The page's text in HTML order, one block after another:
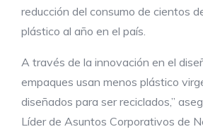
reducción del consumo de cientos
plástico al año en el país.
A través de la innovación en el
empaques usan menos plástico
diseñados para ser reciclados,”
Líder de Asuntos Corporativos de